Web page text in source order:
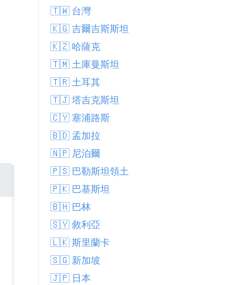
週三 12. 8月
Patchy rain
nearby
🇹🇼 台灣
🇰🇬 吉爾吉斯斯坦
🇰🇿 哈薩克
🇹🇲 土庫曼斯坦
🇹🇷 土耳其
🇹🇯 塔吉克斯坦
🇨🇾 塞浦路斯
🇧🇩 孟加拉
🇳🇵 尼泊爾
🇵🇸 巴勒斯坦領土
🇵🇰 巴基斯坦
🇧🇭 巴林
🇸🇾 敘利亞
🇱🇰 斯里蘭卡
🇸🇬 新加坡
🇯🇵 日本